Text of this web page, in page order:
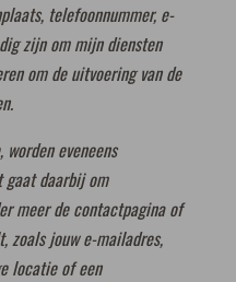
telefoonnummer, e-
zijn om mijn diensten
om de uitvoering van de
eveneens
gaat daarbij om
meer de contactpagina of
zoals jouw e-mailadres,
locatie of een